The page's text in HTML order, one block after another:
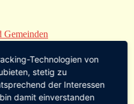
Gemeinden
Technologien von
stetig zu
der Interessen
damit einverstanden